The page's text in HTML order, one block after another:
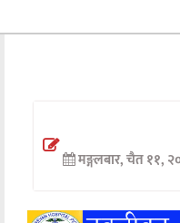
अन्तर्वार्ता
खेलकुद
मङ्गलबार, चैत ११,